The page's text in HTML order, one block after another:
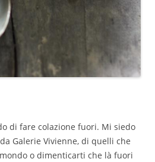
di fare colazione fuori. Mi siedo
Galerie Vivienne, di quelli che
o dimenticarti che là fuori